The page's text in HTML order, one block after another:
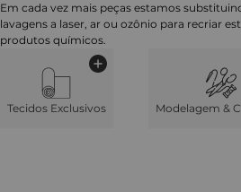
Em cada vez mais peças estamos
lavagens a laser, ar ou ozônio para recriar
produtos químicos.
Tecidos Exclusivos Modelagem &